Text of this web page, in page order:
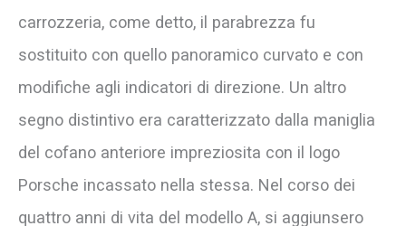
carrozzeria, come detto, il parabrezza fu
sostituito con quello panoramico curvato e con
modifiche agli indicatori di direzione. Un altro
segno distintivo era caratterizzato dalla maniglia
del cofano anteriore impreziosita con il logo
Porsche incassato nella stessa. Nel corso dei
quattro anni di vita del modello A, si aggiunsero